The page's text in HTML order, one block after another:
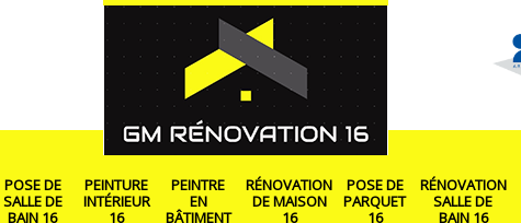
POSE DE
SALLE DE
BAIN 16
PEINTURE
INTÉRIEUR
16
PEINTRE
EN
BÂTIMENT
RÉNOVATION
DE MAISON
16
POSE DE
PARQUET
16
RÉNOVATION
SALLE DE
BAIN 16